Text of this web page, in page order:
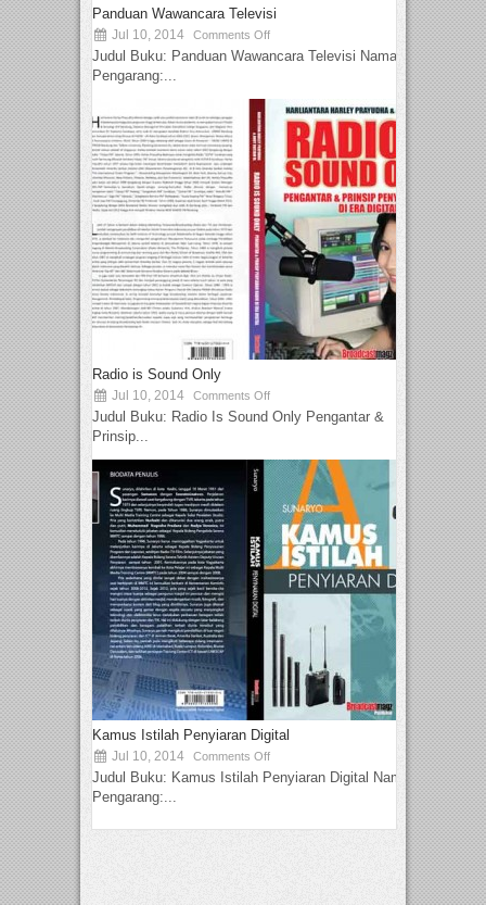
Panduan Wawancara Televisi
Jul 10, 2014 Comments Off
Judul Buku: Panduan Wawancara Televisi Nama
Pengarang:...
Radio is Sound Only
Jul 10, 2014 Comments Off
Judul Buku: Radio Is Sound Only Pengantar &
Prinsip...
Kamus Istilah Penyiaran Digital
Jul 10, 2014 Comments Off
Judul Buku: Kamus Istilah Penyiaran Digital Nama
Pengarang:...